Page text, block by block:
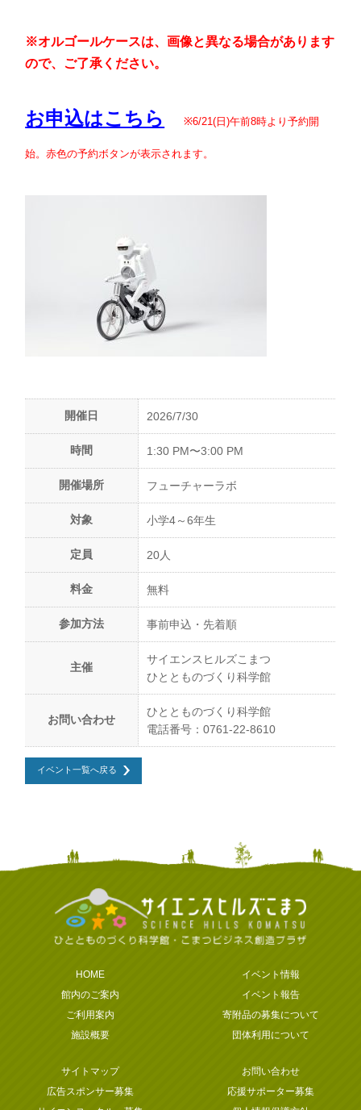
※オルゴールケースは、画像と異なる場合があります
ので、ご了承ください。
お申込はこちら ※6/21(日)午前8時より予約開
始。赤色の予約ボタンが表示されます。
開催日 2026/7/30
時間 1:30 PM〜3:00 PM
開催場所 フューチャーラボ
対象 小学4～6年生
定員 20人
料金 無料
参加方法 事前申込・先着順
主催
サイエンスヒルズこまつ
ひととものづくり科学館
お問い合わせ
ひととものづくり科学館
電話番号：0761-22-8610
イベント一覧へ戻る
HOME
イベント情報
館内のご案内
イベント報告
ご利用案内
寄附品の募集について
施設概要
団体利用について
サイトマップ
お問い合わせ
広告スポンサー募集
応援サポーター募集